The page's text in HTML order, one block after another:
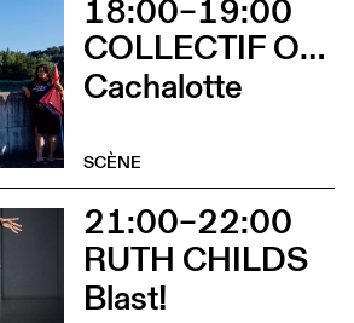
18:00–19:00
COLLECTIF OUINCH OUINCH
Cachalotte
SCÈNE
21:00–22:00
RUTH CHILDS
Blast!